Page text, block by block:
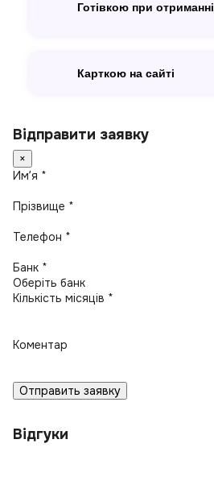
Готівкою при отриманні
Карткою на сайті
Відправити заявку
×
Имʼя *
Прізвище *
Телефон *
Банк *
Кількість місяців *
Коментар
Отправить заявку
Відгуки